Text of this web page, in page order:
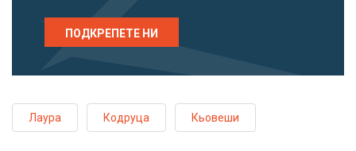
ПОДКРЕПЕТЕ НИ
Лаура Кодруца Кьовеши